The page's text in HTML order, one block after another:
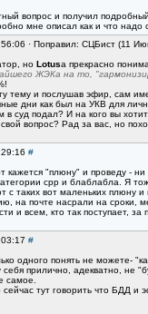
вопрос и получил
мне описал как и что
· Поправил: СЦБист (11
но Lotusа прекрасно
ЖЭКа на то,
тему и послушав эфир, сам
дни как был на УКВ для
в суд подал? И на кого вы
вопрос? Рад за вас, но
#
"плюну" и проведу - ни
срр и блаблабла. Я
с таких вот маленьких плюну
на почте насрали на сроки,
и всем, кто так поступает,
#
одного понять не можете-
прилично, адекватно, не
тут говорить что БДД и